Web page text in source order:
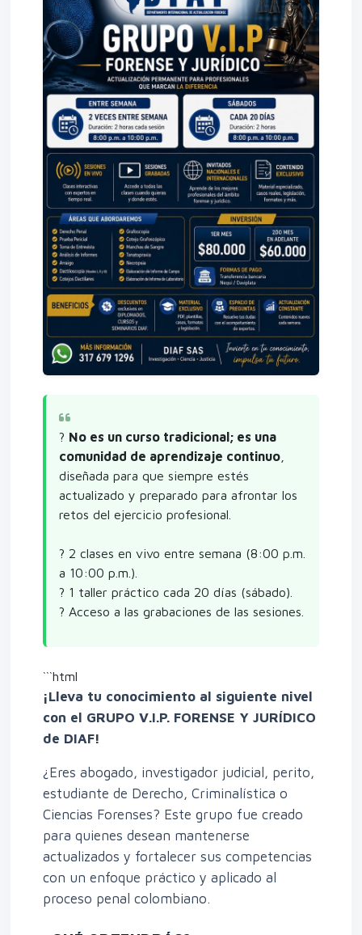
? No es un curso tradicional; es una
comunidad de aprendizaje continuo
diseñada para que siempre estés
actualizado y preparado para afrontar los
retos del ejercicio profesional.
? 2 clases en vivo entre semana (8:00 p.m.
a 10:00 p.m.).
? 1 taller práctico cada 20 días (sábado).
? Acceso a las grabaciones de las sesiones.
```html
¡Lleva tu conocimiento al siguiente nivel
con el GRUPO V.I.P. FORENSE Y JURÍDICO
de DIAF!
¿Eres abogado, investigador judicial, perito,
estudiante de Derecho, Criminalística o
Ciencias Forenses? Este grupo fue creado
para quienes desean mantenerse
actualizados y fortalecer sus competencias
con un enfoque práctico y aplicado al
proceso penal colombiano.